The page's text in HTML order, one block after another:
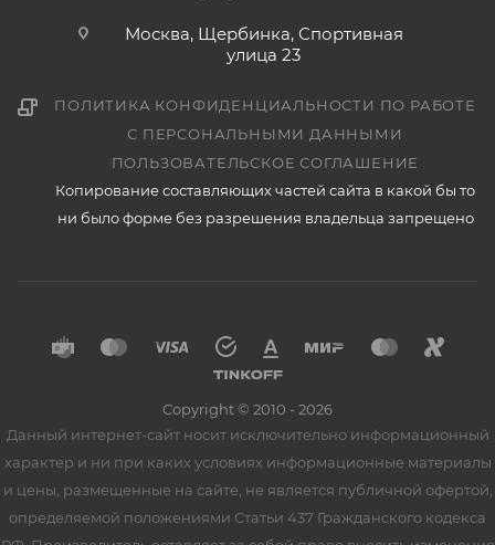
Москва, Щербинка, Спортивная
улица 23
ПОЛИТИКА КОНФИДЕНЦИАЛЬНОСТИ ПО РАБОТЕ
С ПЕРСОНАЛЬНЫМИ ДАННЫМИ
ПОЛЬЗОВАТЕЛЬСКОЕ СОГЛАШЕНИЕ
Копирование составляющих частей сайта в какой бы то
ни было форме без разрешения владельца запрещено
Copyright © 2010 - 2026
Данный интернет-сайт носит исключительно информационный
характер и ни при каких условиях информационные материалы
и цены, размещенные на сайте, не является публичной офертой,
определяемой положениями Статьи 437 Гражданского кодекса